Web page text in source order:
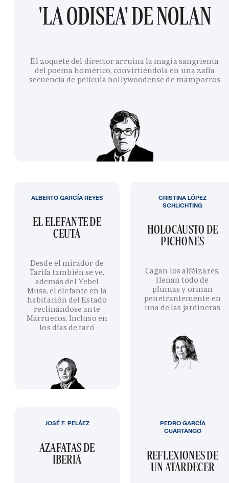
'LA ODISEA' DE NOLAN
El zoquete del director arruina la magia sangrienta
del poema homérico, convirtiéndola en una zafia
secuencia de película hollywoodense de mamporros
EL ELEFANTE DE
CEUTA
Desde el mirador de
Tarifa también se ve,
además del Yebel
Musa, el elefante en la
habitación del Estado
reclinándose ante
Marruecos. Incluso en
los días de taró
ALBERTO GARCÍA REYES
HOLOCAUSTO DE
PICHONES
Cagan los alféizares,
llenan todo de
plumas y orinan
penetrantemente en
una de las jardineras
CRISTINA LÓPEZ
SCHLICHTING
AZAFATAS DE
IBERIA
JOSÉ F. PELÁEZ
REFLEXIONES DE
UN ATARDECER
PEDRO GARCÍA
CUARTANGO